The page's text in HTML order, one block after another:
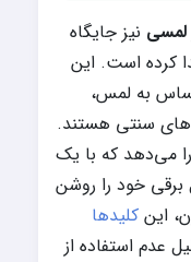
لمسی نیز جایگاه
کرده است. این
به لمس،
سنتی هستند.
می‌دهد که با یک
خود را روشن
این کلیدها
عدم استفاده از